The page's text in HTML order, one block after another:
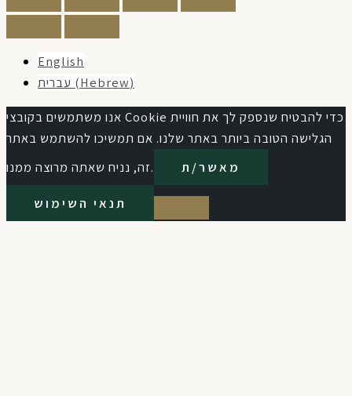
English
עברית (Hebrew)
אנו משתמשים בקובצי Cookie כדי להבטיח שנספק לך את חוויית
הגלישה הטובה ביותר באתר שלנו. אם תמשיכו להשתמש באתר
זה, נניח שאתה מרוצה ממנו.
מאשר/ת
תנאי השימוש